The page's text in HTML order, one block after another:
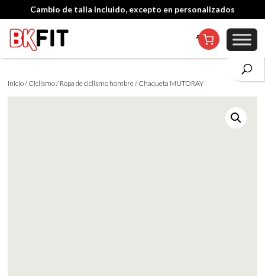
Cambio de talla incluido, excepto en personalizados
Inicio/ Ciclismo/ Ropa de ciclismo hombre/ Chaqueta MUTORAY